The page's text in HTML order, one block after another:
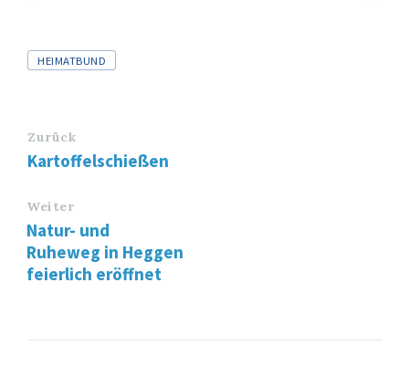
Tags
HEIMATBUND
Zurück
Kartoffelschießen
Weiter
Natur- und
Ruheweg in Heggen
feierlich eröffnet